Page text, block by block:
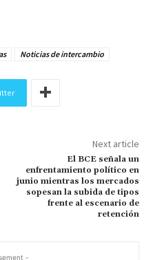
Noticias de intercambio
Next article
El BCE señala un
enfrentamiento político en
junio mientras los mercados
sopesan la subida de tipos
frente al escenario de
retención
-